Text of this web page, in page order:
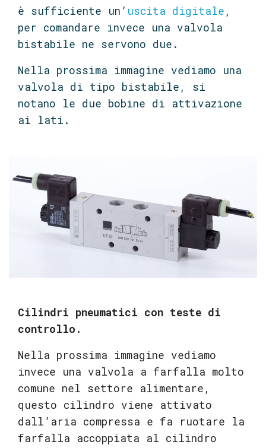
è sufficiente un’ uscita digitale ,
per comandare invece una valvola
bistabile ne servono due.
Nella prossima immagine vediamo una
valvola di tipo bistabile, si
notano le due bobine di attivazione
ai lati.
Cilindri pneumatici con teste di
controllo.
Nella prossima immagine vediamo
invece una valvola a farfalla molto
comune nel settore alimentare,
questo cilindro viene attivato
dall’aria compressa e fa ruotare la
farfalla accoppiata al cilindro